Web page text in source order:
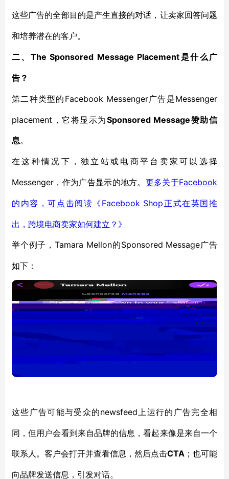
这些广告的全部目的是产生直接的对话，让卖家回答问题
和培养潜在的客户。
二、 The Sponsored Message Placement是什么广
告？
第二种类型的 Facebook Messenger广告是Messenger
placement，它将显示为Sponsored Message赞助信
息。
在这种情况下，独立站或电商平台卖家可以选择
Messenger，作为广告显示的地方。 更多关于Facebook
的内容，可点击阅读《 Facebook Shop正式在英国推
出，跨境电商卖家如何建立？》
举个例子，Tamara Mellon的Sponsored Message广告
如下：
这些广告可能与受众的newsfeed上运行的广告完全相
同，但用户会看到来自品牌的信息，看起来像是来自一个
联系人。客户会打开并查看信息，然后点击CTA ；也可能
向品牌发送信息，引发对话。